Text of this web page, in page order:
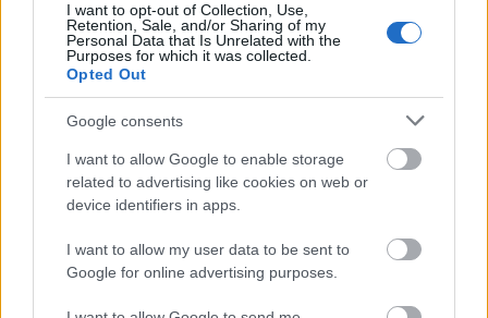
I want to opt-out of Collection, Use,
Retention, Sale, and/or Sharing of my
Personal Data that Is Unrelated with the
Purposes for which it was collected.
Opted Out
Google consents
I want to allow Google to enable storage
related to advertising like cookies on web or
device identifiers in apps.
I want to allow my user data to be sent to
Google for online advertising purposes.
Utolsó ajándék egy gyilkos
számára? (Sorozatajánló –
A kígyó)
ARMINVFABIAN